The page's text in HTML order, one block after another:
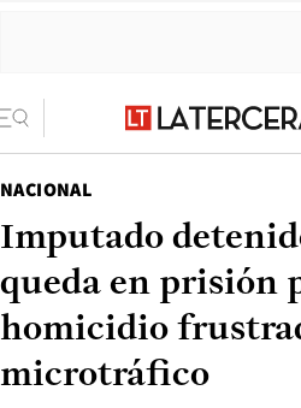
NACIONAL
Imputado
queda en prisión
homicidio
microtráfico